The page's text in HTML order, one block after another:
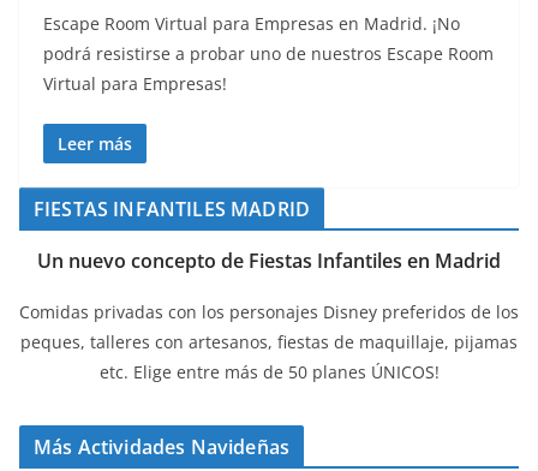
Escape Room Virtual para Empresas en Madrid. ¡No
podrá resistirse a probar uno de nuestros Escape Room
Virtual para Empresas!
Leer más
FIESTAS INFANTILES MADRID
Un nuevo concepto de Fiestas Infantiles en Madrid
Comidas privadas con los personajes Disney preferidos de los
peques, talleres con artesanos, fiestas de maquillaje, pijamas
etc. Elige entre más de 50 planes ÚNICOS!
Más Actividades Navideñas